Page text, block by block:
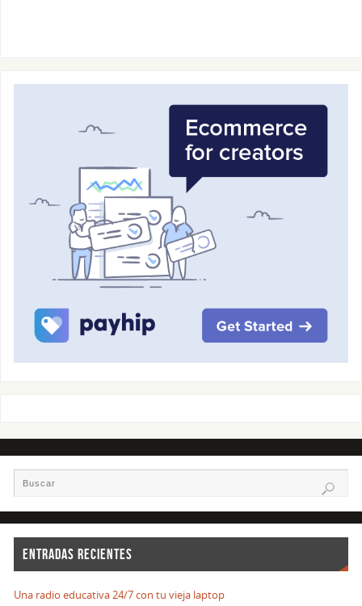
ENTRADAS RECIENTES
Una radio educativa 24/7 con tu vieja laptop